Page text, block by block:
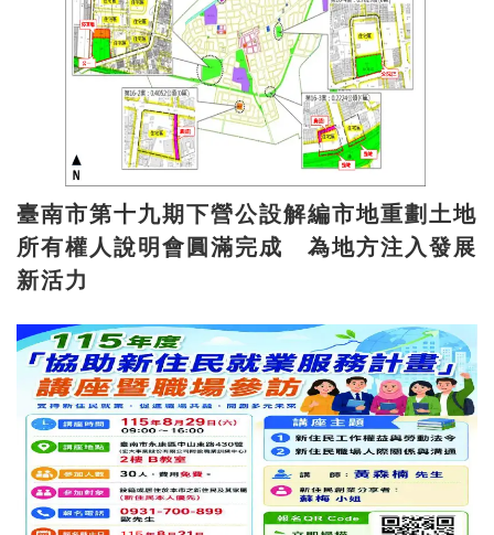
臺南市第十九期下營公設解編市地重劃土地
所有權人說明會圓滿完成 為地方注入發展
新活力